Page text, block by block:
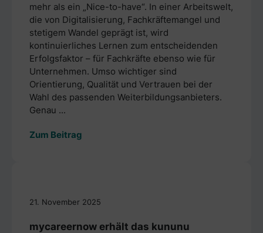
mehr als ein „Nice-to-have“. In einer Arbeitswelt,
die von Digitalisierung, Fachkräftemangel und
stetigem Wandel geprägt ist, wird
kontinuierliches Lernen zum entscheidenden
Erfolgsfaktor – für Fachkräfte ebenso wie für
Unternehmen. Umso wichtiger sind
Orientierung, Qualität und Vertrauen bei der
Wahl des passenden Weiterbildungsanbieters.
Genau ...
Zum Beitrag
21. November 2025
mycareernow erhält das kununu